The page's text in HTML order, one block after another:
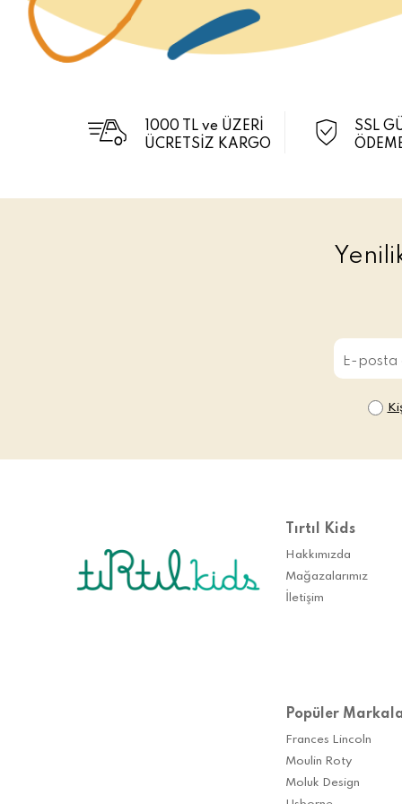
1000 TL ve ÜZERİ
ÜCRETSİZ KARGO
SSL
Tırtıl Kids
Hakkımızda
Mağazalarımız
İletişim
Popüler
Frances Lincoln
Moulin Roty
Moluk Design